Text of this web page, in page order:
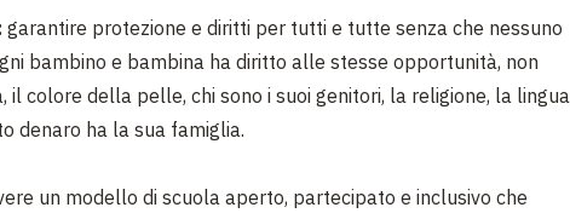
garantire protezione e diritti per tutti e tutte senza che nessuno
bambino e bambina ha diritto alle stesse opportunità, non
il colore della pelle, chi sono i suoi genitori, la religione, la
denaro ha la sua famiglia.
un modello di scuola aperto, partecipato e inclusivo che